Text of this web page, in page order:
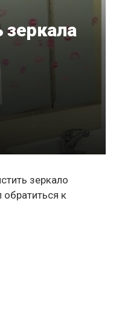
зеркало
к